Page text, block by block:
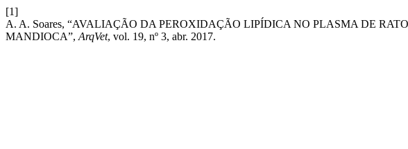
[1]
A. A. Soares, “AVALIAÇÃO DA PEROXIDAÇÃO LIPÍDICA NO PLASMA DE
MANDIOCA”, ArqVet, vol. 19, nº 3, abr. 2017.